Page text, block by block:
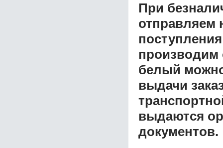
При
отправляем
производим
белый
выдачи
выдаются
документов.